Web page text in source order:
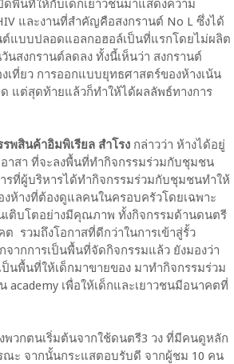
พื้นที่ให้กับเด็กเยาวชนมาแสดงความ
และงานที่สำคัญคือสงกรานต์ No L ซึ่งได้
ต์แบบปลอดแอลกอฮอล์เป็นที่แรกโดยไม่ผลิต
สงกรานต์ลดลง ทั้งนี้เห็นว่า สงกรานต์
ที่ยว การออกแบบยุทธศาสตร์ของห้างเน้น
แต่สุดท้ายแล้วก็ทำให้ได้ผลลัพธ์ทางการ
พสินค้าอิมพิเรียล สำโรง กล่าวว่า ห้างได้อยู่
าสา ที่จะลงพื้นที่ทำกิจกรรมร่วมกับชุมชน
รที่ผู้บริหารได้ทำกิจกรรมร่วมกับชุมชนทำให้
ห้างที่ต้องดูแลคนในครอบครัวโดยเฉพาะ
นเติบโตอย่างมีคุณภาพ ทั้งกิจกรรมด้านดนตรี
รวมถึงโอกาสที่ดีกว่าในการเข้าสู่รั้ว
ากการเป็นพื้นที่จัดกิจกรรมแล้ว ยังมองว่า
ป็นพื้นที่ให้เด็กมาขายของ มาทำกิจกรรมร่วม
เพื่อให้เด็กและเยาวชนมีอนาคตที่
พวกตนเริ่มต้นจากใช้ดนตรี3 วง ที่มีคนดูหลัก
ณะ จากนั้นกระแสตอบรับดี จากผู้ชม 10 คน